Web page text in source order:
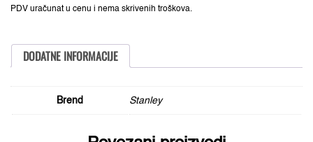
PDV uračunat u cenu i nema skrivenih troškova.
bitova
DODATNE INFORMACIJE
Brend Stanley